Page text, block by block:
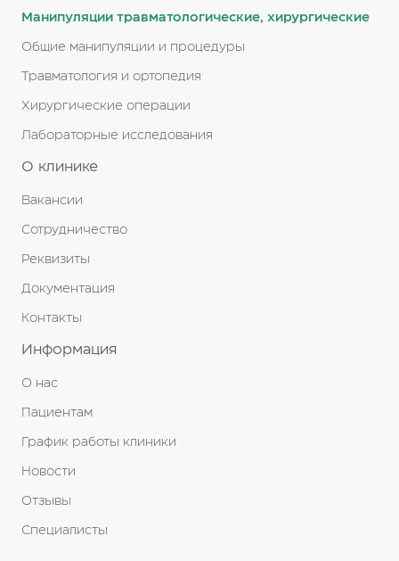
Информация
О нас
Пациентам
График работы клиники
Новости
Отзывы
Специалисты
О клинике
Вакансии
Сотрудничество
Реквизиты
Документация
Контакты
Манипуляции травматологические, хирургические
Общие манипуляции и процедуры
Травматология и ортопедия
Хирургические операции
Лабораторные исследования